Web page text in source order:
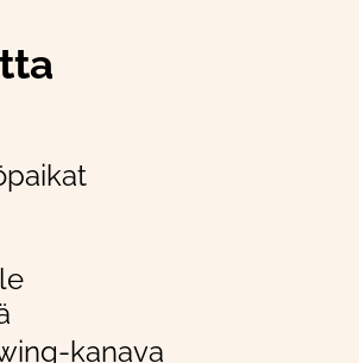
kanava